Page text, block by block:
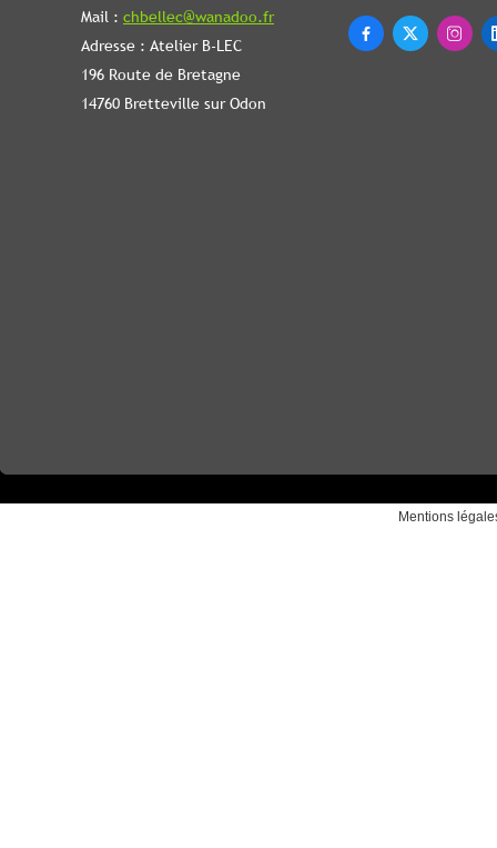
Mail : chbellec@wanadoo.fr
Adresse : Atelier B-LEC
196 Route de Bretagne
14760 Bretteville sur Odon
  
Mentions